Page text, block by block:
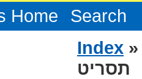
Home Search
Index
תסריט